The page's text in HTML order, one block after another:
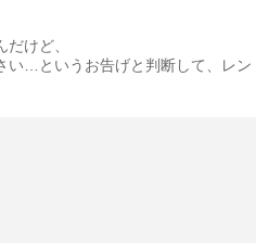
けど、
い…というお告げと判断して、レン